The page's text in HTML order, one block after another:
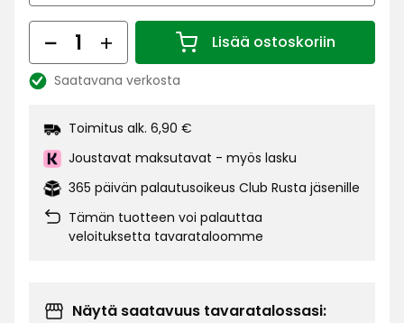
Määrä Lisää ostoskoriin
Määrä 1
KatsoSaatavana verkosta
Toimitus alk. 6,90 €
Joustavat maksutavat - myös lasku
365 päivän palautusoikeus Club Rusta jäsenille
Tämän tuotteen voi palauttaa
veloituksetta tavarataloomme
Näytä saatavuus tavaratalossasi: